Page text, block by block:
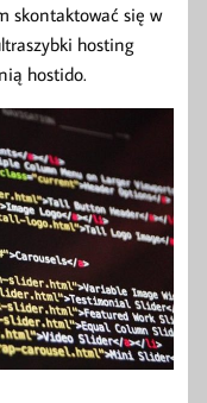
skontaktować się w
hosting
hostido.